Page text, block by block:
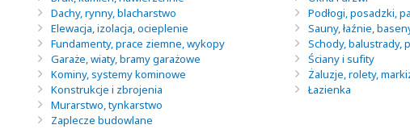
Dachy, rynny, blacharstwo
Elewacja, izolacja, ocieplenie
Fundamenty, prace ziemne, wykopy
Garaże, wiaty, bramy garażowe
Kominy, systemy kominowe
Konstrukcje i zbrojenia
Murarstwo, tynkarstwo
Zaplecze budowlane
Podłogi, posadzki,
Sauny, łaźnie,
Schody, balustrady,
Ściany i sufity
Żaluzje, rolety,
Łazienka